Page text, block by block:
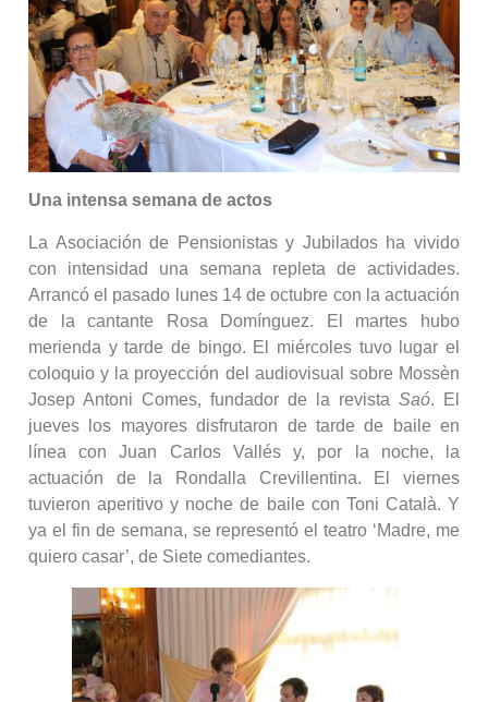
Una intensa semana de actos
La Asociación de Pensionistas y Jubilados ha vivido
con intensidad una semana repleta de actividades.
Arrancó el pasado lunes 14 de octubre con la actuación
de la cantante Rosa Domínguez. El martes hubo
merienda y tarde de bingo. El miércoles tuvo lugar el
coloquio y la proyección del audiovisual sobre Mossèn
Josep Antoni Comes, fundador de la revista Saó. El
jueves los mayores disfrutaron de tarde de baile en
línea con Juan Carlos Vallés y, por la noche, la
actuación de la Rondalla Crevillentina. El viernes
tuvieron aperitivo y noche de baile con Toni Català. Y
ya el fin de semana, se representó el teatro ‘Madre, me
quiero casar’, de Siete comediantes.